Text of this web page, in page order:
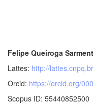
Felipe Queiroga
Lattes: http://
Orcid: https://orcid.org/
Scopus ID: 55440852500